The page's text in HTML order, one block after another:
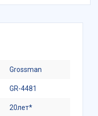
Grossman
GR-4481
20лет*